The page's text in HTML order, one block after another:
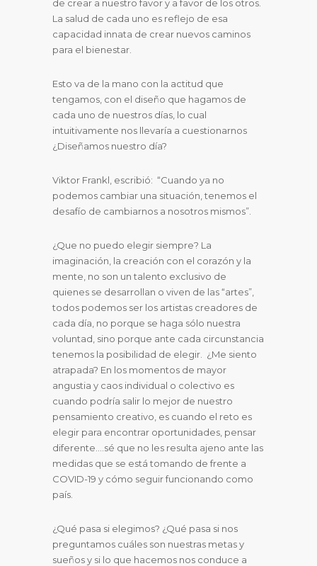
de crear a nuestro favor y a favor de los otros.
La salud de cada uno es reflejo de esa
capacidad innata de crear nuevos caminos
para el bienestar.
Esto va de la mano con la actitud que
tengamos, con el diseño que hagamos de
cada uno de nuestros días, lo cual
intuitivamente nos llevaría a cuestionarnos
¿Diseñamos nuestro día?
Viktor Frankl, escribió: “Cuando ya no
podemos cambiar una situación, tenemos el
desafío de cambiarnos a nosotros mismos”.
¿Que no puedo elegir siempre? La
imaginación, la creación con el corazón y la
mente, no son un talento exclusivo de
quienes se desarrollan o viven de las “artes”,
todos podemos ser los artistas creadores de
cada día, no porque se haga sólo nuestra
voluntad, sino porque ante cada circunstancia
tenemos la posibilidad de elegir. ¿Me siento
atrapada? En los momentos de mayor
angustia y caos individual o colectivo es
cuando podría salir lo mejor de nuestro
pensamiento creativo, es cuando el reto es
elegir para encontrar oportunidades, pensar
diferente….sé que no les resulta ajeno ante las
medidas que se está tomando de frente a
COVID-19 y cómo seguir funcionando como
país.
¿Qué pasa si elegimos? ¿Qué pasa si nos
preguntamos cuáles son nuestras metas y
sueños y si lo que hacemos nos conduce a